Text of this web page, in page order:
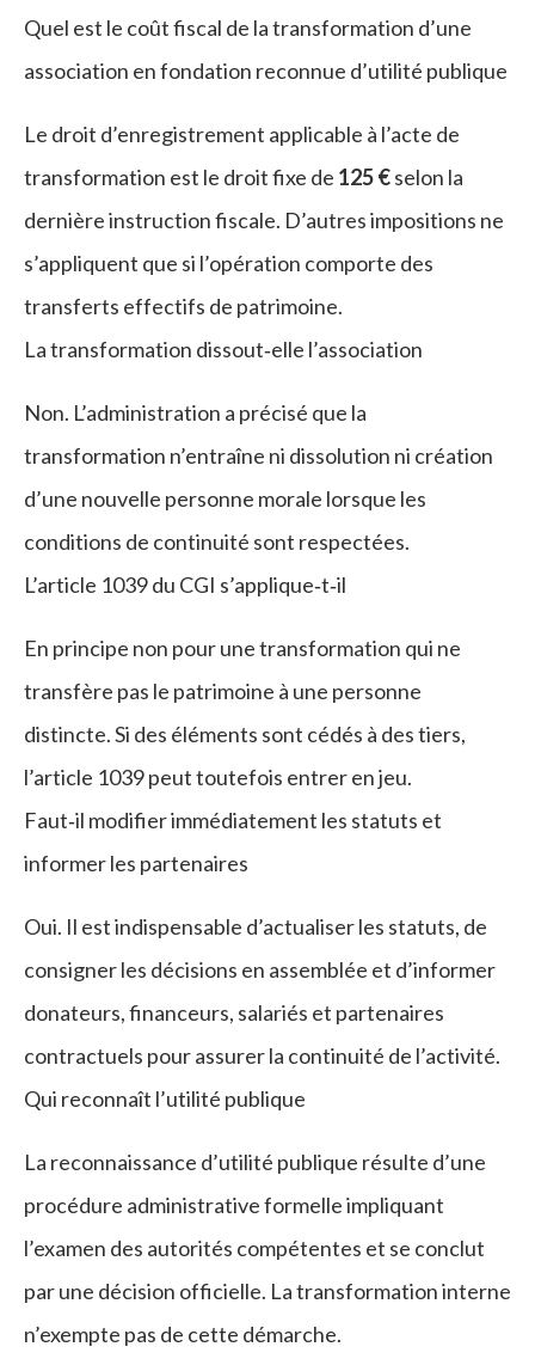
Quel est le coût fiscal de la transformation d’une
association en fondation reconnue d’utilité publique
Le droit d’enregistrement applicable à l’acte de
transformation est le droit fixe de 125 €selon la
dernière instruction fiscale. D’autres impositions ne
s’appliquent que si l’opération comporte des
transferts effectifs de patrimoine.
La transformation dissout‑elle l’association
Non. L’administration a précisé que la
transformation n’entraîne ni dissolution ni création
d’une nouvelle personne morale lorsque les
conditions de continuité sont respectées.
L’article 1039 du CGI s’applique‑t‑il
En principe non pour une transformation qui ne
transfère pas le patrimoine à une personne
distincte. Si des éléments sont cédés à des tiers,
l’article 1039 peut toutefois entrer en jeu.
Faut‑il modifier immédiatement les statuts et
informer les partenaires
Oui. Il est indispensable d’actualiser les statuts, de
consigner les décisions en assemblée et d’informer
donateurs, financeurs, salariés et partenaires
contractuels pour assurer la continuité de l’activité.
Qui reconnaît l’utilité publique
La reconnaissance d’utilité publique résulte d’une
procédure administrative formelle impliquant
l’examen des autorités compétentes et se conclut
par une décision officielle. La transformation interne
n’exempte pas de cette démarche.